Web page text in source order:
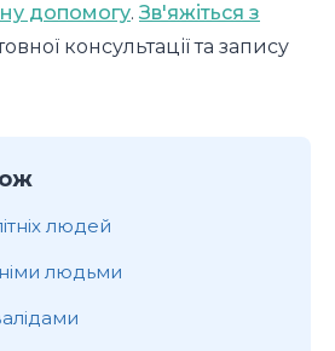
допомогу. Зв'яжіться з
консультації та запису
людей
людьми